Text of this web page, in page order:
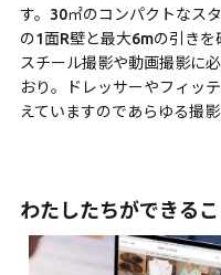
す。30㎡のコンパクトなス
の1面R壁と最大6mの引きを
スチール撮影や動画撮影に
おり。ドレッサーやフィッ
えていますのであらゆる撮影
わたしたちができるこ